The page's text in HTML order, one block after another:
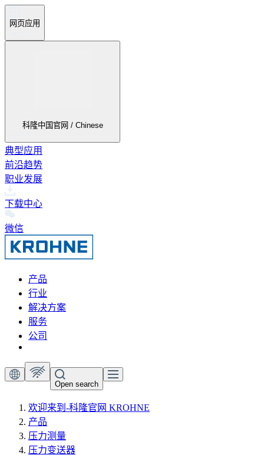
网页应用
科隆中国官网 / Chinese
典型应用
前沿趋势
职业发展
下载中心
微信
产品
行业
解决方案
服务
公司
Open search
欢迎来到-科隆官网 KROHNE
产品
压力测量
压力变送器